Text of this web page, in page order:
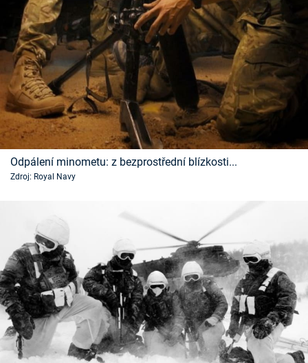
Odpálení minometu: z bezprostřední blízkosti...
Zdroj: Royal Navy